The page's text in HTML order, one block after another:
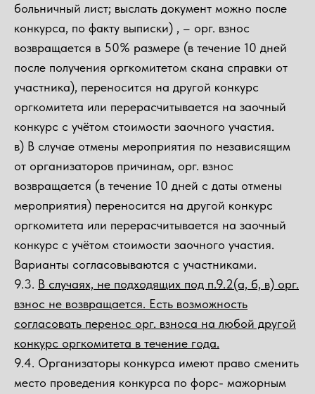
больничный лист; выслать документ можно после
конкурса, по факту выписки) , – орг. взнос
возвращается в 50% размере (в течение 10 дней
после получения оргкомитетом скана справки от
участника), переносится на другой конкурс
оргкомитета или перерасчитывается на заочный
конкурс с учётом стоимости заочного участия.
в) В случае отмены мероприятия по независящим
от организаторов причинам, орг. взнос
возвращается (в течение 10 дней с даты отмены
мероприятия) переносится на другой конкурс
оргкомитета или перерасчитывается на заочный
конкурс с учётом стоимости заочного участия.
Варианты согласовываются с участниками.
9.3. В случаях, не подходящих под п.9.2(а, б, в) орг.
взнос не возвращается. Есть возможность
согласовать перенос орг. взноса на любой другой
конкурс оргкомитета в течение года.
9.4. Организаторы конкурса имеют право сменить
место проведения конкурса по форс- мажорным